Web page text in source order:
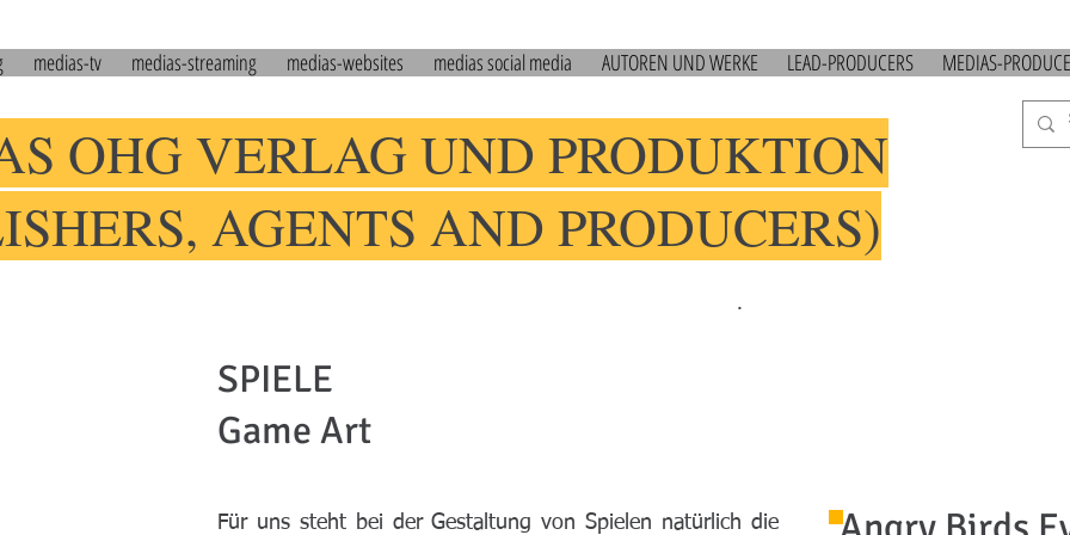
medias-tv medias-streaming medias-websites medias social media AUTOREN UND WERKE LEAD-PRODUCERS MEDIAS-
OHG VERLAG UND PRODUKTION
AGENTS AND PRODUCERS)
.
SPIELE
Game Art
Für uns steht bei der Gestaltung von Spielen natürlich die